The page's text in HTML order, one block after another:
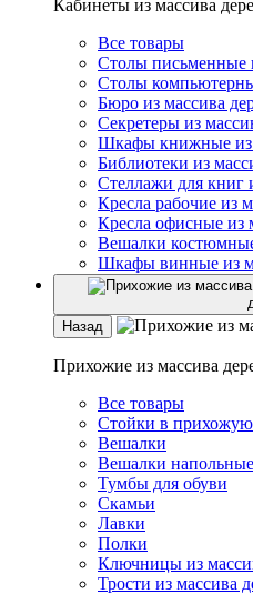
Кабинеты из массива
Все товары
Столы письменные
Столы
Бюро из массива
Секретеры из
Шкафы книжные из
Библиотеки из
Стеллажи для книг
Кресла рабочие из
Кресла офисные из
Вешалки
Шкафы винные из
Назад
Прихожие из массива
Все товары
Стойки в прихожую
Вешалки
Вешалки напольные
Тумбы для обуви
Скамьи
Лавки
Полки
Ключницы из
Трости из массива